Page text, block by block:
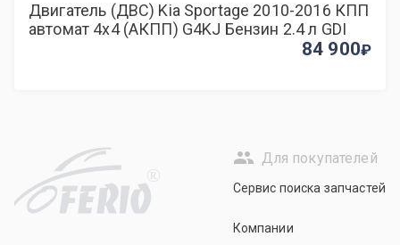
Двигатель (ДВС) Kia Sportage 2010-2016 КПП
автомат 4х4 (АКПП) G4KJ Бензин 2.4 л GDI
84 900
R
Для покупателей
Сервис поиска запчастей
Компании